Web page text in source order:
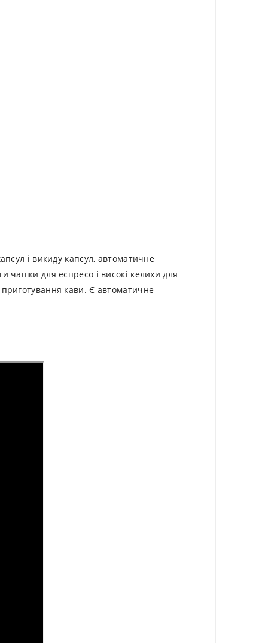
і викиду капсул, автоматичне
чашки для еспресо і високі келихи для
кави. Є автоматичне